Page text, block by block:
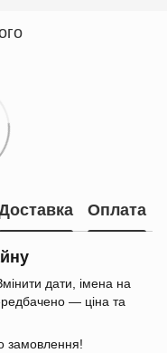
Оплата
дати, імена на
— ціна та
замовлення!